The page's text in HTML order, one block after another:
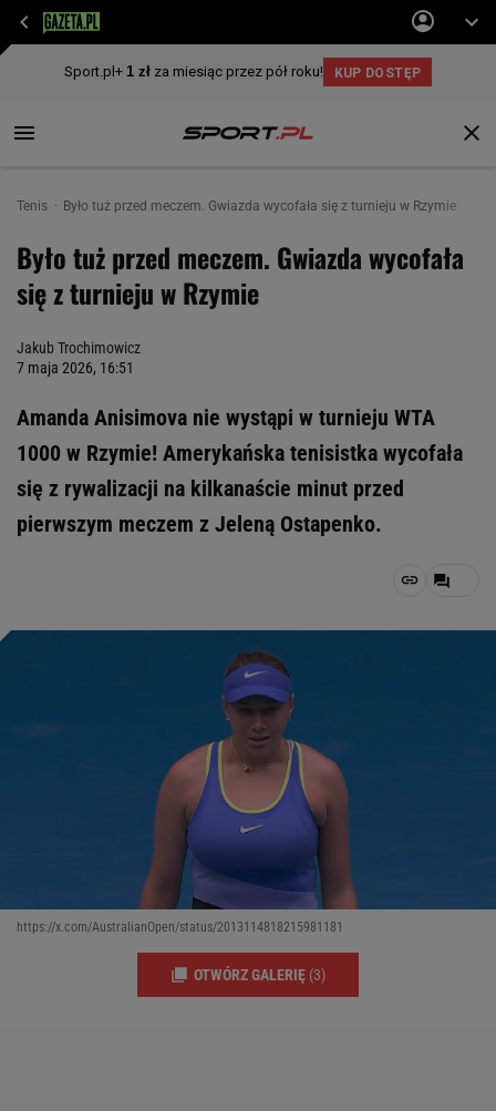
Tenis Było tuż przed meczem. Gwiazda wycofała się z turnieju w Rzymie
Było tuż przed meczem. Gwiazda wycofała
się z turnieju w Rzymie
Jakub Trochimowicz
7 maja 2026, 16:51
Amanda Anisimova nie wystąpi w turnieju WTA
1000 w Rzymie! Amerykańska tenisistka wycofała
się z rywalizacji na kilkanaście minut przed
pierwszym meczem z Jeleną Ostapenko.
https://x.com/AustralianOpen/status/2013114818215981181
OTWÓRZ GALERIĘ (3)